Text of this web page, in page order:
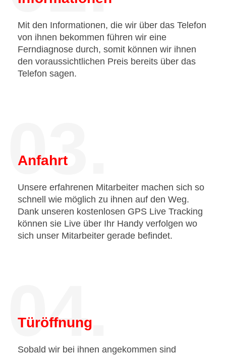
Mit den Informationen, die wir über das Telefon
von ihnen bekommen führen wir eine
Ferndiagnose durch, somit können wir ihnen
den voraussichtlichen Preis bereits über das
Telefon sagen.
03.
Anfahrt
Unsere erfahrenen Mitarbeiter machen sich so
schnell wie möglich zu ihnen auf den Weg.
Dank unseren kostenlosen GPS Live Tracking
können sie Live über Ihr Handy verfolgen wo
sich unser Mitarbeiter gerade befindet.
04.
Türöffnung
Sobald wir bei ihnen angekommen sind